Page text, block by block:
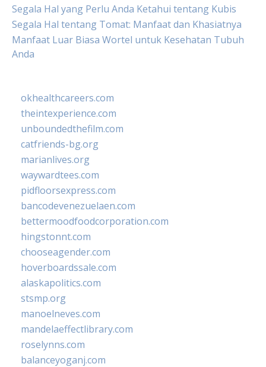
Segala Hal yang Perlu Anda Ketahui tentang Kubis
Segala Hal tentang Tomat: Manfaat dan Khasiatnya
Manfaat Luar Biasa Wortel untuk Kesehatan Tubuh
Anda
okhealthcareers.com
theintexperience.com
unboundedthefilm.com
catfriends-bg.org
marianlives.org
waywardtees.com
pidfloorsexpress.com
bancodevenezuelaen.com
bettermoodfoodcorporation.com
hingstonnt.com
chooseagender.com
hoverboardssale.com
alaskapolitics.com
stsmp.org
manoelneves.com
mandelaeffectlibrary.com
roselynns.com
balanceyoganj.com